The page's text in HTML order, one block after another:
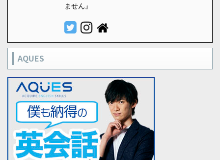
ません』
AQUES